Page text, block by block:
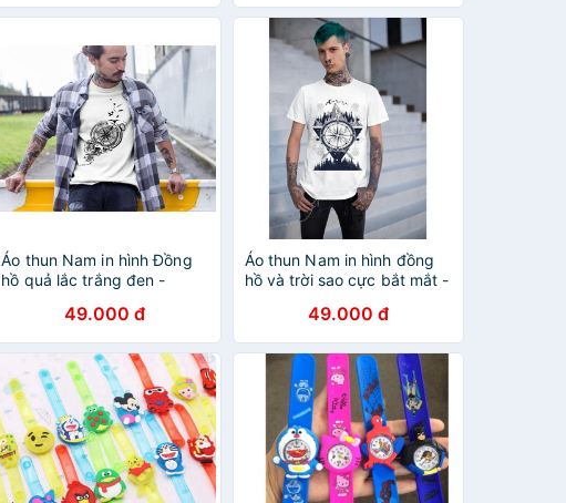
Áo thun Nam in hình Đồng
hồ quả lắc trắng đen -
Cá Tính - Cực Chất Và Đẹp
49.000 đ
Áo thun Nam in hình đồng
hồ và trời sao cực bắt mắt -
Cá Tính - Cực Chất Và Đẹp
49.000 đ